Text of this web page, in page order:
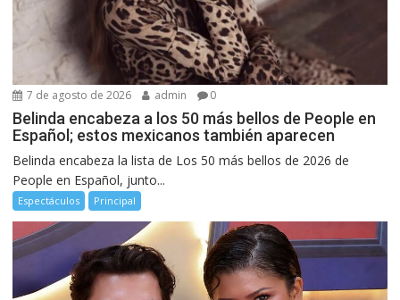
7 de agosto de 2026 admin 0
Belinda encabeza a los 50 más bellos de People en
Español; estos mexicanos también aparecen
Belinda encabeza la lista de Los 50 más bellos de 2026 de
People en Español, junto...
Espectáculos Principal